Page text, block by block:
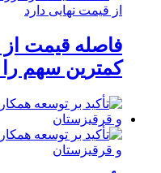
فاصله قیمت
کمترین سهم را